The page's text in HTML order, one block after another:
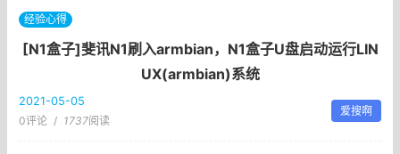
经验心得
[N1盒子]斐讯N1刷入armbian，N1盒子U盘启动运行LIN
UX(armbian)系统
2021-05-05
0评论 / 1737阅读
爱搜啊